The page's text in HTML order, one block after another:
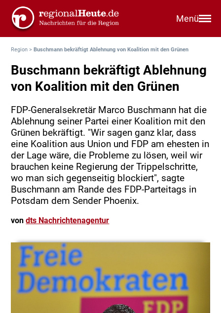
Menü
Region >Buschmann bekräftigt Ablehnung von Koalition mit den Grünen
Buschmann bekräftigt Ablehnung
von Koalition mit den Grünen
FDP-Generalsekretär Marco Buschmann hat die
Ablehnung seiner Partei einer Koalition mit den
Grünen bekräftigt. "Wir sagen ganz klar, dass
eine Koalition aus Union und FDP am ehesten in
der Lage wäre, die Probleme zu lösen, weil wir
brauchen keine Regierung der Trippelschritte,
wo man sich gegenseitig blockiert", sagte
Buschmann am Rande des FDP-Parteitags in
Potsdam dem Sender Phoenix.
vondts Nachrichtenagentur